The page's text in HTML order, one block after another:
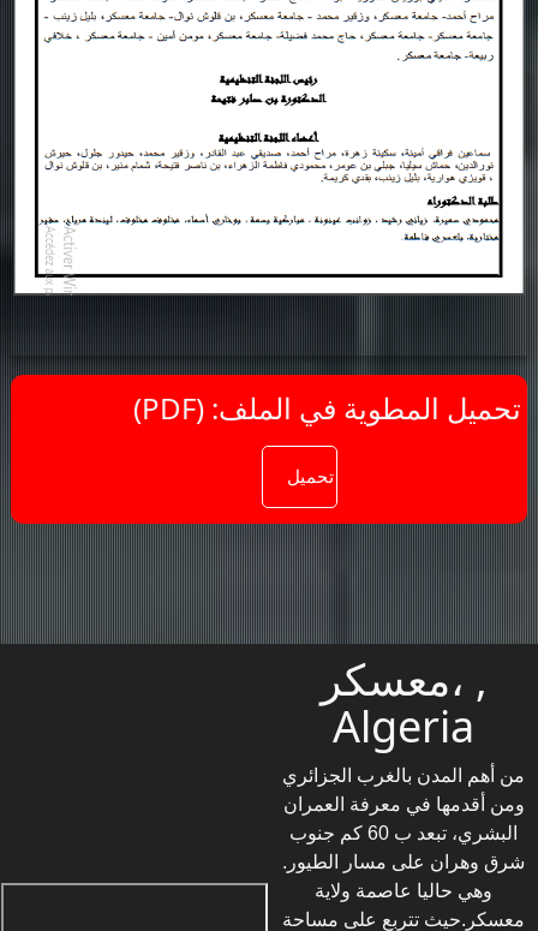
(PDF) :تحميل المطوية في الملف
معسكر، ,
Algeria
من أهم المدن بالغرب الجزائري
ومن أقدمها في معرفة العمران
البشري، تبعد ب 60 كم جنوب
شرق وهران على مسار الطيور.
وهي حاليا عاصمة ولاية
معسكر.حيث تتربع على مساحة